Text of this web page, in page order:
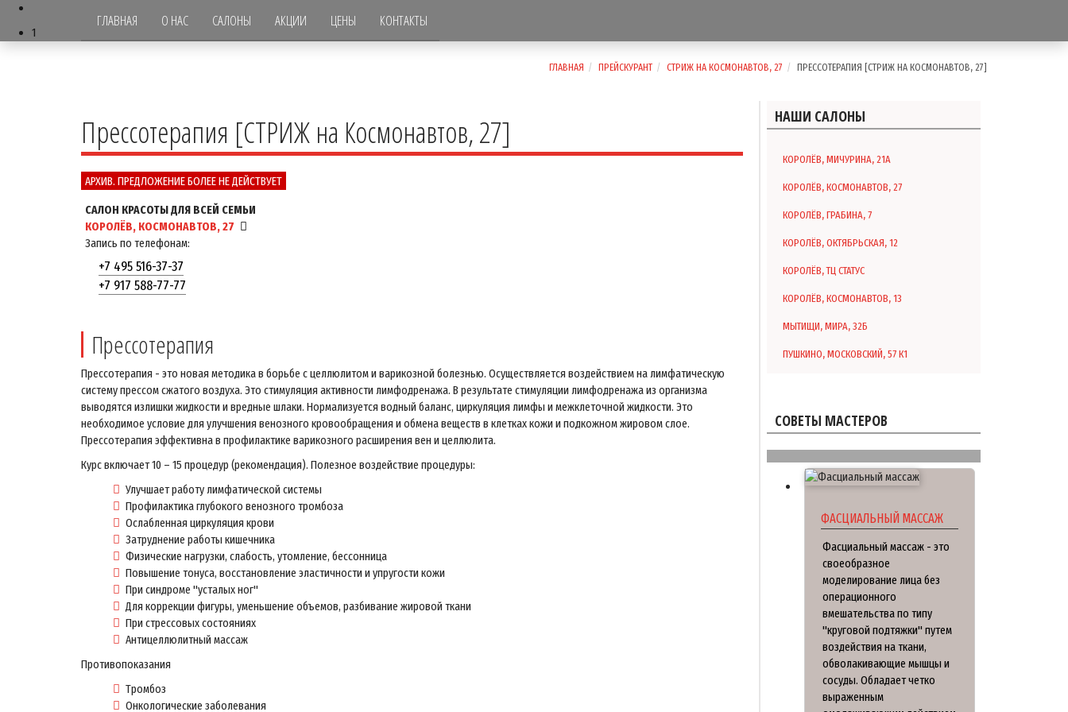
ГЛАВНАЯ О НАС САЛОНЫ АКЦИИ ЦЕНЫ КОНТАКТЫ
1
ГЛАВНАЯ ПРЕЙСКУРАНТ СТРИЖ НА КОСМОНАВТОВ, 27 ПРЕССОТЕРАПИЯ [СТРИЖ НА КОСМОНАВТОВ, 27]
Прессотерапия [СТРИЖ на Космонавтов, 27]
АРХИВ. ПРЕДЛОЖЕНИЕ БОЛЕЕ НЕ ДЕЙСТВУЕТ
САЛОН КРАСОТЫ ДЛЯ ВСЕЙ СЕМЬИ
КОРОЛЁВ, КОСМОНАВТОВ, 27
Запись по телефонам:
+7 495 516-37-37
+7 917 588-77-77
Прессотерапия
Прессотерапия - это новая методика в борьбе с целлюлитом и варикозной болезнью. Осуществляется воздействием на лимфатическую
систему прессом сжатого воздуха. Это стимуляция активности лимфодренажа. В результате стимуляции лимфодренажа из организма
выводятся излишки жидкости и вредные шлаки. Нормализуется водный баланс, циркуляция лимфы и межклеточной жидкости. Это
необходимое условие для улучшения венозного кровообращения и обмена веществ в клетках кожи и подкожном жировом слое.
Прессотерапия эффективна в профилактике варикозного расширения вен и целлюлита.
Курс включает 10 – 15 процедур (рекомендация). Полезное воздействие процедуры:
Улучшает работу лимфатической системы
Профилактика глубокого венозного тромбоза
Ослабленная циркуляция крови
Затруднение работы кишечника
Физические нагрузки, слабость, утомление, бессонница
Повышение тонуса, восстановление эластичности и упругости кожи
При синдроме "усталых ног"
Для коррекции фигуры, уменьшение объемов, разбивание жировой ткани
При стрессовых состояниях
Антицеллюлитный массаж
Противопоказания
Тромбоз
Онкологические заболевания
НАШИ САЛОНЫ
КОРОЛЁВ, МИЧУРИНА, 21А
КОРОЛЁВ, КОСМОНАВТОВ, 27
КОРОЛЁВ, ГРАБИНА, 7
КОРОЛЁВ, ОКТЯБРЬСКАЯ, 12
КОРОЛЁВ, ТЦ СТАТУС
КОРОЛЁВ, КОСМОНАВТОВ, 13
МЫТИЩИ, МИРА, 32Б
ПУШКИНО, МОСКОВСКИЙ, 57 К1
СОВЕТЫ МАСТЕРОВ
ФАСЦИАЛЬНЫЙ МАССАЖ
Фасциальный массаж - это
своеобразное
моделирование лица без
операционного
вмешательства по типу
"круговой подтяжки" путем
воздействия на ткани,
обволакивающие мышцы и
сосуды. Обладает четко
выраженным